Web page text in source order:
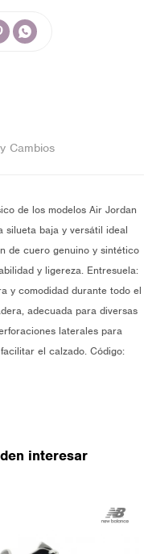

Cambios
de los modelos Air Jordan
silueta baja y versátil ideal
de cuero genuino y sintético
y ligereza. Entresuela:
y comodidad durante todo el
adecuada para diversas
laterales para
el calzado. Código:
interesar